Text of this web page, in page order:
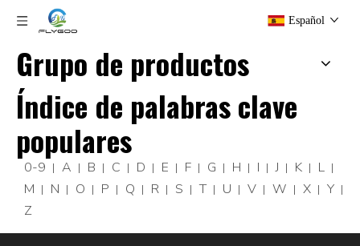
Español
Grupo de productos
Índice de palabras clave
populares
0-9 A B C D E F G H I J K
L
M
N O P Q R S T U V W X
Y
Z